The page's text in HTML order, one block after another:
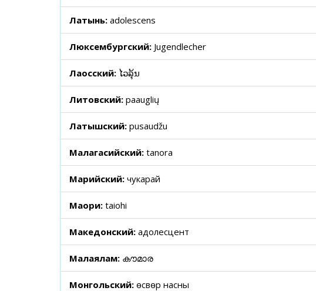
Латынь: adolescens
Люксембургский: Jugendlecher
Лаосский: ໄວລຸ້ນ
Литовский: paauglių
Латышский: pusaudžu
Малагасийский: tanora
Марийский: чукарай
Маори: taiohi
Македонский: адолесцент
Малаялам: കൗമാര
Монгольский: өсвөр насны